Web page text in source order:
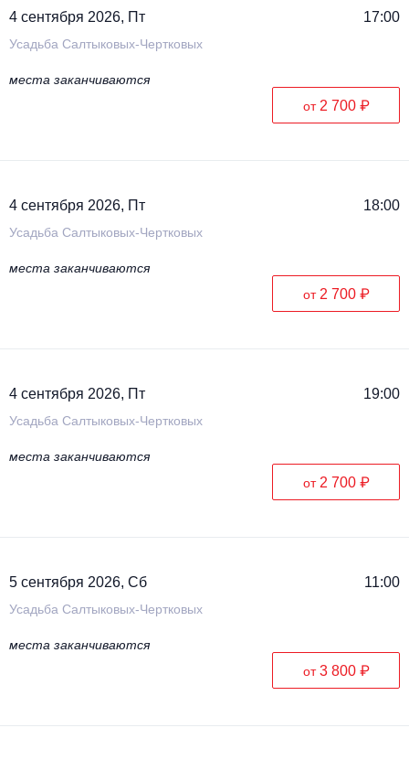
4 сентября 2026, Пт 17:00
Усадьба Салтыковых-Чертковых
места заканчиваются
от 2 700 ₽
4 сентября 2026, Пт 18:00
Усадьба Салтыковых-Чертковых
места заканчиваются
от 2 700 ₽
4 сентября 2026, Пт 19:00
Усадьба Салтыковых-Чертковых
места заканчиваются
от 2 700 ₽
5 сентября 2026, Сб 11:00
Усадьба Салтыковых-Чертковых
места заканчиваются
от3 800 ₽